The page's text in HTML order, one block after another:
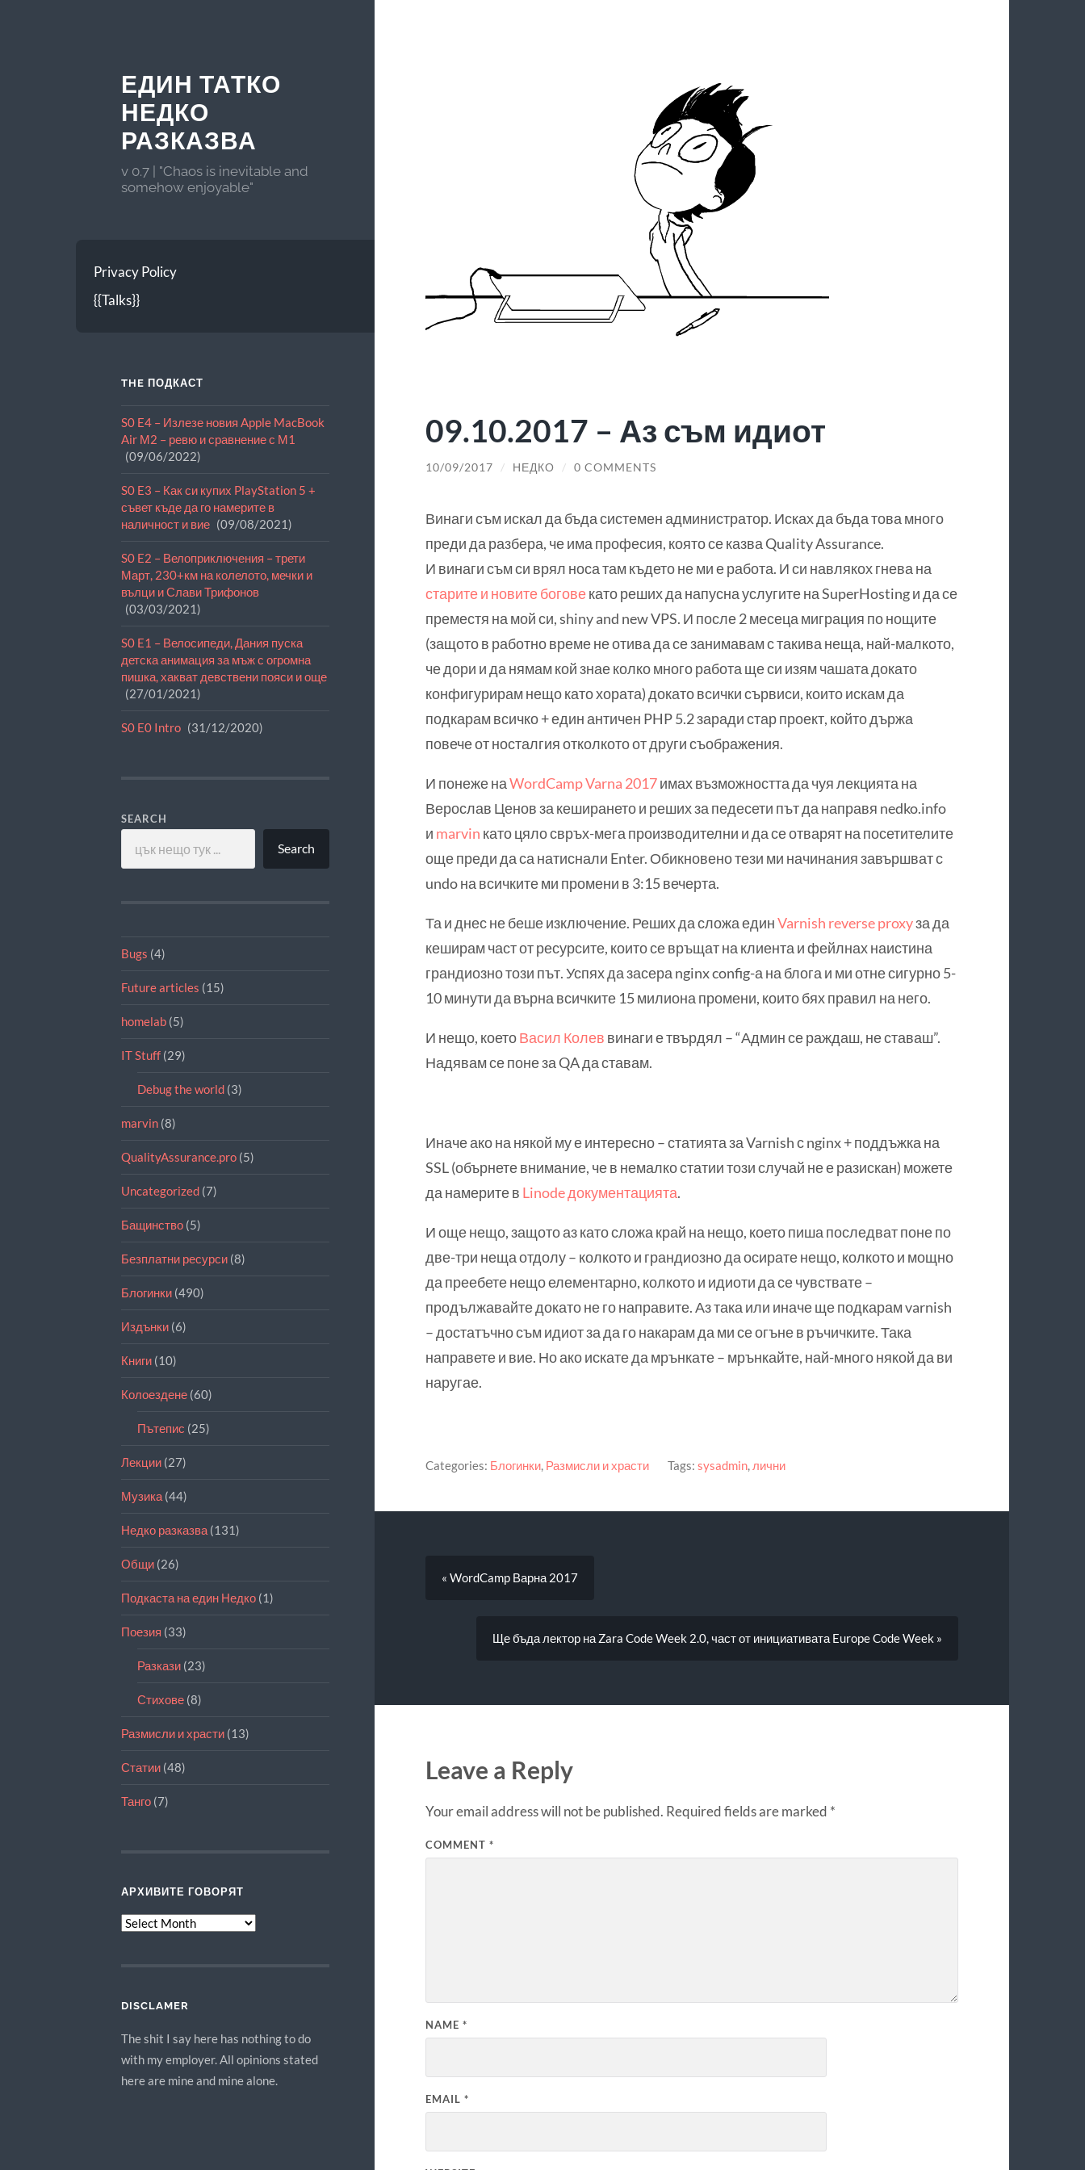
ЕДИН ТАТКО
НЕДКО
РАЗКАЗВА
v 0.7 | "Chaos is inevitable and
somehow enjoyable"
Privacy Policy
{{Talks}}
THE ПОДКАСТ
S0 E4 – Излезе новия Apple MacBook
Air М2 – ревю и сравнение с М1
09/06/2022
S0 E3 – Как си купих PlayStation 5 +
съвет къде да го намерите в
наличност и вие
09/08/2021
S0 E2 – Велоприключения – трети
Март, 230+км на колелото, мечки и
вълци и Слави Трифонов
03/03/2021
S0 E1 – Велосипеди, Дания пуска
детска анимация за мъж с огромна
пишка, хакват девствени пояси и още
27/01/2021
S0 E0 Intro 31/12/2020
SEARCH
Search
Bugs (4)
Future articles (15)
homelab(5)
IT Stuff(29)
Debug the world(3)
marvin(8)
QualityAssurance.pro(5)
Uncategorized(7)
Бащинство(5)
Безплатни ресурси(8)
Блогинки(490)
Издънки(6)
Книги(10)
Колоездене(60)
Пътепис (25)
Лекции(27)
Музика(44)
Недко разказва(131)
Общи(26)
Подкаста на един Недко(1)
Поезия (33)
Разкази(23)
Стихове(8)
Размисли и храсти(13)
Статии(48)
Танго(7)
АРХИВИТЕ ГОВОРЯТ
АРХИВИТЕ
ГОВОРЯТ
DISCLAMER
The shit I say here has nothing to do
with my employer. All opinions stated
here are mine and mine alone.
09.10.2017 – Аз съм идиот
10/09/2017 / НЕДКО / 0 COMMENTS
Винаги съм искал да бъда системен администратор. Исках да бъда това много
преди да разбера, че има професия, която се казва Quality Assurance.
И винаги съм си врял носа там където не ми е работа. И си навлякох гнева на
старите и новите боговекато реших да напусна услугите на SuperHosting и да се
преместя на мой си, shiny and new VPS. И после 2 месеца миграция по нощите
(защото в работно време не отива да се занимавам с такива неща, най-малкото,
че дори и да нямам кой знае колко много работа ще си изям чашата докато
конфигурирам нещо като хората) докато всички сървиси, които искам да
подкарам всичко + един античен PHP 5.2 заради стар проект, който държа
повече от носталгия отколкото от други съображения.
И понеже наWordCamp Varna 2017имах възможността да чуя лекцията на
Верослав Ценов за кеширането и реших за педесети път да направя nedko.info
и marvin като цяло свръх-мега производителни и да се отварят на посетителите
още преди да са натиснали Enter. Обикновено тези ми начинания завършват с
undo на всичките ми промени в 3:15 вечерта.
Та и днес не беше изключение. Реших да сложа единVarnish reverse proxyза да
кеширам част от ресурсите, които се връщат на клиента и фейлнах наистина
грандиозно този път. Успях да засера nginx config-а на блога и ми отне сигурно 5-
10 минути да върна всичките 15 милиона промени, които бях правил на него.
И нещо, коетоВасил Колев винаги е твърдял – “Админ се раждаш, не ставаш”.
Надявам се поне за QA да ставам.
Иначе ако на някой му е интересно – статията за Varnish с nginx + поддъжка на
SSL (обърнете внимание, че в немалко статии този случай не е разискан) можете
да намерите в Linode документацията.
И още нещо, защото аз като сложа край на нещо, което пиша последват поне по
две-три неща отдолу – колкото и грандиозно да осирате нещо, колкото и мощно
да преебете нещо елементарно, колкото и идиоти да се чувствате –
продължавайте докато не го направите. Аз така или иначе ще подкарам varnish
– достатъчно съм идиот за да го накарам да ми се огъне в ръчичките. Така
направете и вие. Но ако искате да мрънкате – мрънкайте, най-много някой да ви
наругае.
Categories: Блогинки, Размисли и храсти Tags: sysadmin, лични
« WordCamp Варна 2017
Ще бъда лектор на Zara Code Week 2.0, част от инициативата Europe Code Week »
Leave a Reply
Your email address will not be published. Required fields are marked *
COMMENT *
NAME *
EMAIL *